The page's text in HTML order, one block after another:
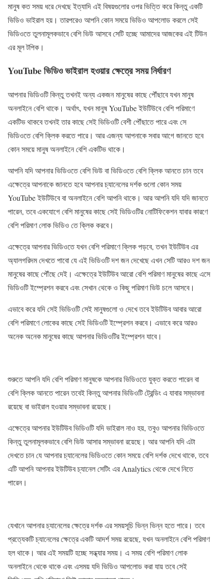
মানুষ কত সময় ধরে দেখছে ইত্যাদি এই বিষয়গুলোর ওপর ভিত্তি করে কিন্তু একটি
ভিডিও ভাইরাল হয়। তারপরেও আপনি কোন সময়ে ভিডিও আপলোড করলে সেই
ভিডিওতে তুলনামূলকভাবে বেশি ভিউ আসবে সেটি হচ্ছে আমাদের আজকের এই টিউন
এর মূল টপিক।
YouTube ভিডিও ভাইরাল হওয়ার ক্ষেত্রে সময় নির্ধারণ
আপনার ভিডিওটি কিন্তু তখনই অন্য একজন মানুষের কাছে পৌঁছাবে যখন মানুষ
অনলাইনে বেশি থাকে। অর্থাৎ, যখন মানুষ YouTube ইউটিউবে বেশি পরিমাণে
একটিভ থাকবে তখনই তার কাছে সেই ভিডিওটি বেশী পৌঁছাতে পারে এবং সে
ভিডিওতে বেশি ক্লিক করতে পারে। আর এজন্য আপনাকে সবার আগে জানতে হবে
কোন সময়ে মানুষ অনলাইনে বেশি একটিভ থাকে।
আপনি যদি আপনার ভিডিওতে বেশি ভিউ বা ভিডিওতে বেশি ক্লিক আনতে চান তবে
এক্ষেত্রে আপনাকে জানতে হবে আপনার চ্যানেলের দর্শক গুলো কোন সময়
YouTube ইউটিউবে বা অনলাইনে বেশি আপনি থাকে। আর আপনি যদি যদি জানতে
পারেন, তবে একযোগে বেশি মানুষের কাছে সেই ভিডিওটির নোটিফিকেশন যাবার কারণে
বেশি পরিমাণ লোক ভিডিও তে ক্লিক করবে।
এক্ষেত্রে আপনার ভিডিওতে যখন বেশি পরিমাণে ক্লিক পড়বে, তখন ইউটিউব এর
অ্যালগরিদম দেখতে পাবো যে এই ভিডিওটি দশ জন দেখেছে এখন সেটি আরও দশ জন
মানুষের কাছে পৌঁছে দেই। এক্ষেত্রে ইউটিউব আরো বেশি পরিমাণ মানুষের কাছে এসে
ভিডিওটি ইম্প্রেশন করবে এবং সেখান থেকে ও কিছু পরিমাণ ভিউ চলে আসবে।
এভাবে করে যদি সেই ভিডিওটি সেই মানুষগুলো ও দেখে তবে ইউটিউব আবার আরো
বেশি পরিমাণে লোকের কাছে সেই ভিডিওটি ইম্প্রেশন করবে। এভাবে করে আরও
অনেক অনেক মানুষের কাছে আপনার ভিডিওটির ইম্প্রেশন যাবে।
শুরুতে আপনি যদি বেশি পরিমাণ মানুষকে আপনার ভিডিওতে যুক্ত করতে পারেন বা
বেশি ক্লিক আনতে পারেন তবেই কিন্তু আপনার ভিডিওটি ট্রেন্ডিং এ যাবার সম্ভাবনা
রয়েছে বা ভাইরাল হওয়ার সম্ভাবনা রয়েছে।
এক্ষেত্রে আপনার ইউটিউব ভিডিওটি যদি ভাইরাল নাও হয়, তবুও আপনার ভিডিওতে
কিন্তু তুলনামূলকভাবে বেশি ভিউ আসার সম্ভাবনা রয়েছে। আর আপনি যদি এটা
দেখতে চান যে আপনার চ্যানেলের ভিডিওতে কোন সময়ে বেশি দর্শক দেখে থাকে, তবে
এটি আপনি আপনার ইউটিউব চ্যানেল সেটিং এর Analytics থেকে দেখে নিতে
পারেন।
যেখানে আপনার চ্যানেলের ক্ষেত্রে দর্শক এর সময়সূচি ভিন্ন ভিন্ন হতে পারে। তবে
প্রত্যেকটি চ্যানেলের ক্ষেত্রে একটি আদর্শ সময় রয়েছে, যখন অনলাইনে বেশি পরিমাণ
হল থাকে। আর এই সময়টি হচ্ছে সন্ধ্যার সময়। এ সময় বেশি পরিমাণ লোক
অনলাইনে থেকে থাকে এবং এসময় যদি ভিডিও আপলোড করা যায় তবে সেই